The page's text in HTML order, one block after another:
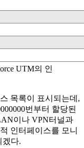
UTM의 인
목록이 표시되는데,
번부터 할당된
이나 VPN터널과
인터페이스를 모니
겠다.